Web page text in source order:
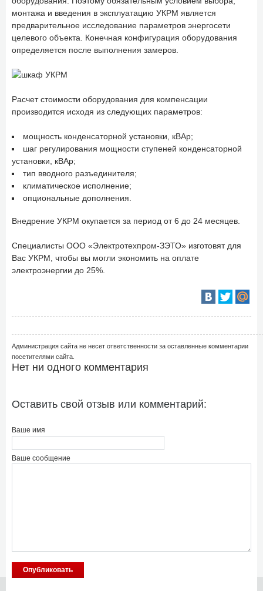
монтажа и введения в эксплуатацию УКРМ является
предварительное исследование параметров энергосети
целевого объекта. Конечная конфигурация оборудования
определяется после выполнения замеров.
Расчет стоимости оборудования для компенсации
производится исходя из следующих параметров:
мощность конденсаторной установки, кВАр;
шаг регулирования мощности ступеней конденсаторной
установки, кВАр;
тип вводного разъединителя;
климатическое исполнение;
опциональные дополнения.
Внедрение УКРМ окупается за период от 6 до 24 месяцев.
Специалисты ООО «Электротехпром-ЗЭТО» изготовят для
Вас УКРМ, чтобы вы могли экономить на оплате
электроэнергии до 25%.
Администрация сайта не несет ответственности за оставленные комментарии
посетителями сайта.
Нет ни одного комментария
Оставить свой отзыв или комментарий:
Ваше имя
Ваше сообщение